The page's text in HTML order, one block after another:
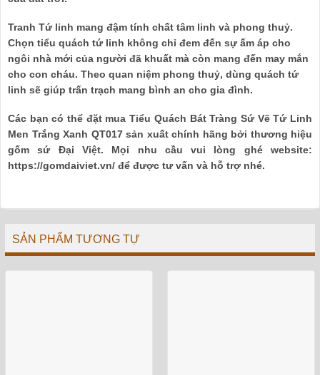
Tranh Tứ linh mang đậm tính chất tâm linh và phong thuỷ.
Chọn tiểu quách tứ linh không chỉ đem đến sự ấm áp cho
ngôi nhà mới của người đã khuất mà còn mang đến may mắn
cho con cháu. Theo quan niệm phong thuỷ, dùng quách tứ
linh sẽ giúp trấn trạch mang bình an cho gia đình.
Các bạn có thể đặt mua Tiểu Quách Bát Tràng Sứ Vẽ Tứ Linh
Men Trắng Xanh QT017 sản xuất chính hãng bởi thương hiệu
gốm sứ Đại Việt. Mọi nhu cầu vui lòng ghé website:
https://gomdaiviet.vn/ để được tư vấn và hỗ trợ nhé.
SẢN PHẨM TƯƠNG TỰ